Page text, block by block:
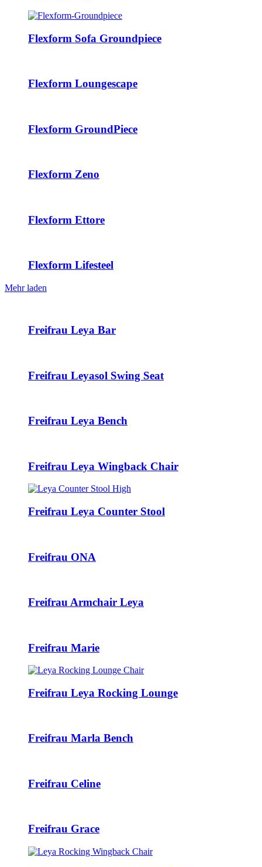
Flexform Sofa Groundpiece
Flexform Loungescape
Flexform GroundPiece
Flexform Zeno
Flexform Ettore
Flexform Lifesteel
Mehr laden
Freifrau Leya Bar
Freifrau Leyasol Swing Seat
Freifrau Leya Bench
Freifrau Leya Wingback Chair
Freifrau Leya Counter Stool
Freifrau ONA
Freifrau Armchair Leya
Freifrau Marie
Freifrau Leya Rocking Lounge
Freifrau Marla Bench
Freifrau Celine
Freifrau Grace